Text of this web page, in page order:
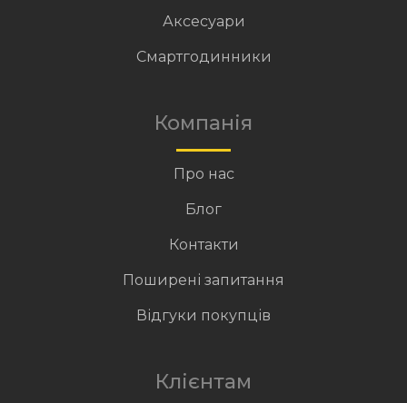
Аксесуари
Смартгодинники
Компанія
Про нас
Блог
Контакти
Поширені запитання
Відгуки покупців
Клієнтам